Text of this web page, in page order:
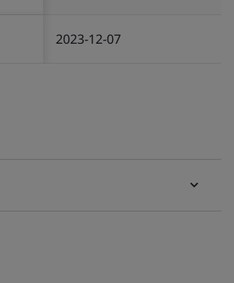
2023-12-07